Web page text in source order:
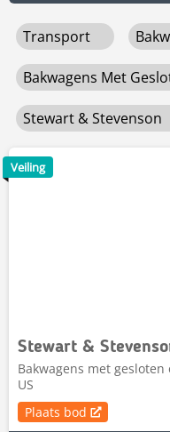
Transport
Bakwagens Met
Stewart & Stevenson
Stewart &
Bakwagens met gesloten
US
Plaats bod
Veiling